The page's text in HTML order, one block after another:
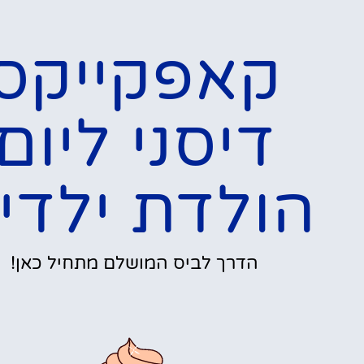
דיסני
הולדת
הדרך לביס המושלם מתחיל כאן!